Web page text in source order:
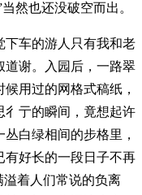
然也还没破空而出。
下车的游人只有我和老
道谢。入园后，一路翠
用过的网格式稿纸，
彳亍的瞬间，竟想起许
白绿相间的步格里，
有好长的一段日子不再
溢着人们常说的负离